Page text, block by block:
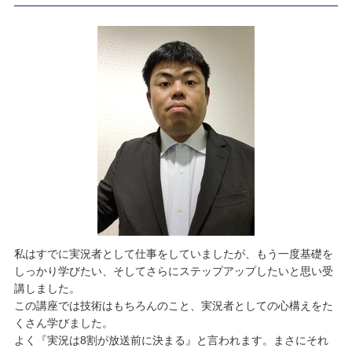
私はすでに実況者として仕事をしていましたが、もう一度基礎を
しっかり学びたい、そしてさらにステップアップしたいと思い受
講しました。
この講座では技術はもちろんのこと、実況者としての心構えをた
くさん学びました。
よく『実況は8割が放送前に決まる』と言われます。まさにそれ